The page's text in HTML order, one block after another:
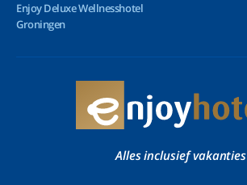
Enjoy Deluxe Wellnesshotel
Groningen
Alles inclusief vakanties